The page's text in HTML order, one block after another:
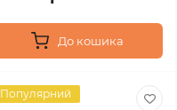
До кошика
Популярний